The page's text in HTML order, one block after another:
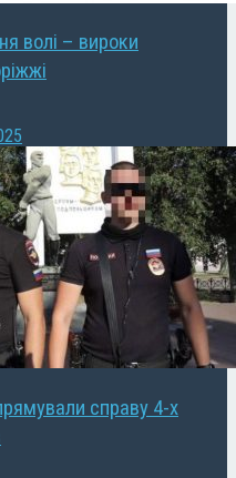
волі – вироки
справу 4-х